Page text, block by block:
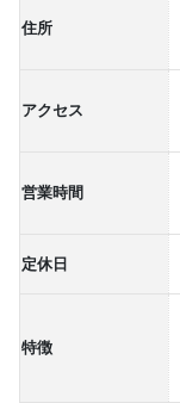
住所
アクセス
営業時間
定休日
特徴